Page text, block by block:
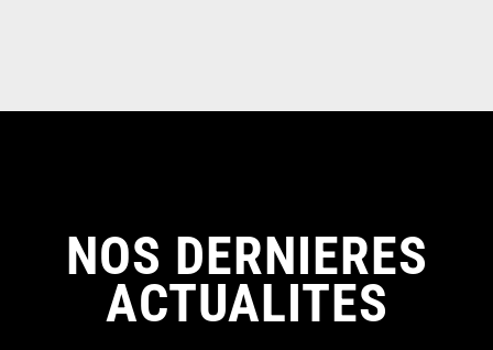
NOS DERNIERES
ACTUALITES